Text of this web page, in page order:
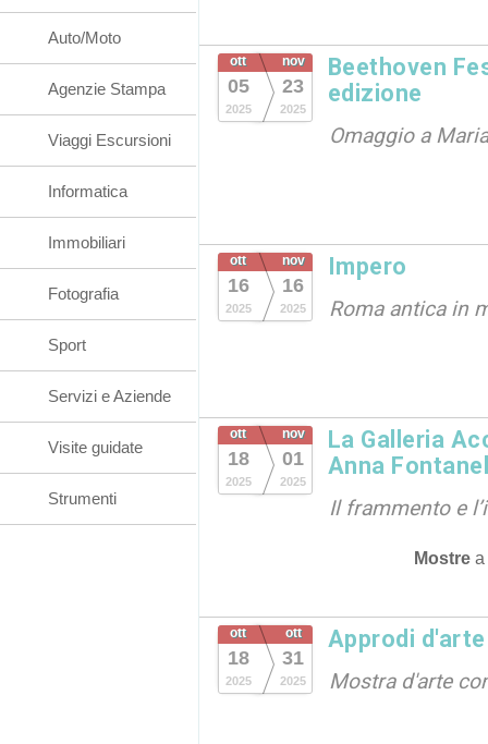
ott
05
2025
nov
23
2025
Beethoven
edizione
Omaggio a
ott
16
2025
nov
16
2025
Impero
Roma antica in
ott
18
2025
nov
01
2025
La Galleria
Anna
Il frammento e
Mostre a
ott
18
2025
ott
31
2025
Approdi d'arte
Mostra d'arte
Auto/Moto
Agenzie Stampa
Viaggi Escursioni
Informatica
Immobiliari
Fotografia
Sport
Servizi e Aziende
Visite guidate
Strumenti